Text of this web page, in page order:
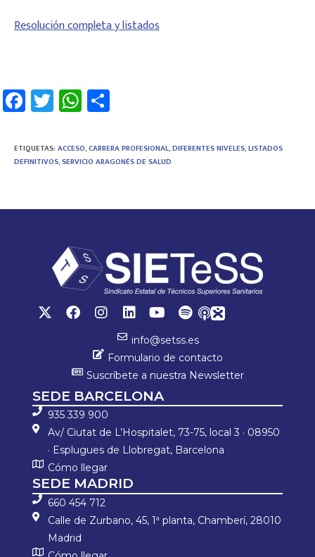
Resolución completa y listados
Fa
ce
b
o
T
wi
tt
er
W
h
at
sA
p
m
p
tir
ETIQUETAS: ACCESO,CARRERA PROFESIONAL,DIFERENTES NIVELES,LISTADOS
DEFINITIVOS,SERVICIO ARAGONÉS DE SALUD
info@setss.es
Formulario de contacto
Suscríbete a nuestra Newsletter
SEDE BARCELONA
935 339 900
Av/ Ciutat de L’Hospitalet, 73-75, local 3 · 08950
· Esplugues de Llobregat, Barcelona
Cómo llegar
SEDE MADRID
660 454 712
Calle de Zurbano, 45, 1ª planta, Chamberí, 28010
Madrid